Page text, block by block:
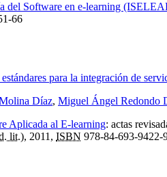
del Software en e-learning
66
para la integración de
Díaz, Miguel Ángel Redondo
Aplicada al E-learning: actas
lit.), 2011, ISBN 978-84-693-9422-